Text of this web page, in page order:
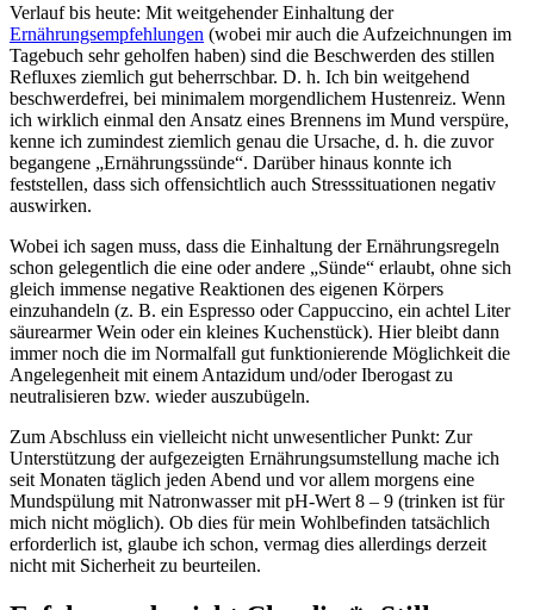
Verlauf bis heute: Mit weitgehender Einhaltung der
Ernährungsempfehlungen (wobei mir auch die Aufzeichnungen im
Tagebuch sehr geholfen haben) sind die Beschwerden des stillen
Refluxes ziemlich gut beherrschbar. D. h. Ich bin weitgehend
beschwerdefrei, bei minimalem morgendlichem Hustenreiz. Wenn
ich wirklich einmal den Ansatz eines Brennens im Mund verspüre,
kenne ich zumindest ziemlich genau die Ursache, d. h. die zuvor
begangene „Ernährungssünde“. Darüber hinaus konnte ich
feststellen, dass sich offensichtlich auch Stresssituationen negativ
auswirken.
Wobei ich sagen muss, dass die Einhaltung der Ernährungsregeln
schon gelegentlich die eine oder andere „Sünde“ erlaubt, ohne sich
gleich immense negative Reaktionen des eigenen Körpers
einzuhandeln (z. B. ein Espresso oder Cappuccino, ein achtel Liter
säurearmer Wein oder ein kleines Kuchenstück). Hier bleibt dann
immer noch die im Normalfall gut funktionierende Möglichkeit die
Angelegenheit mit einem Antazidum und/oder Iberogast zu
neutralisieren bzw. wieder auszubügeln.
Zum Abschluss ein vielleicht nicht unwesentlicher Punkt: Zur
Unterstützung der aufgezeigten Ernährungsumstellung mache ich
seit Monaten täglich jeden Abend und vor allem morgens eine
Mundspülung mit Natronwasser mit pH-Wert 8 – 9 (trinken ist für
mich nicht möglich). Ob dies für mein Wohlbefinden tatsächlich
erforderlich ist, glaube ich schon, vermag dies allerdings derzeit
nicht mit Sicherheit zu beurteilen.